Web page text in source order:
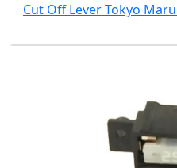
Cut Off Lever Tokyo